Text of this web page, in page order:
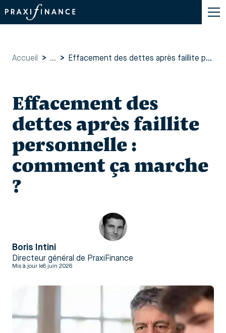
Accueil > ... > Effacement des dettes après faillite personnelle : comment ça marche ?
Effacement des
dettes après faillite
personnelle :
comment ça marche
?
Boris Intini
Directeur général de PraxiFinance
Mis à jour le8 juin 2026